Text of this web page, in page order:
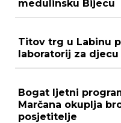
medulinsku Bijecu
Titov trg u Labinu
laboratorij za
Bogat ljetni
Marčana okuplja
posjetitelje